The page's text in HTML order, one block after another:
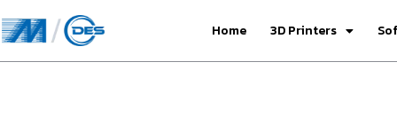
Home 3D Printers